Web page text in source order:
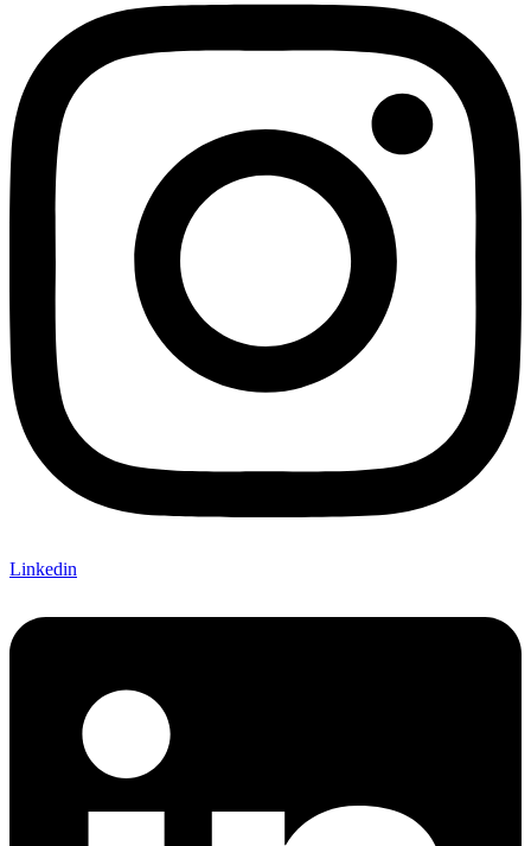
Linkedin